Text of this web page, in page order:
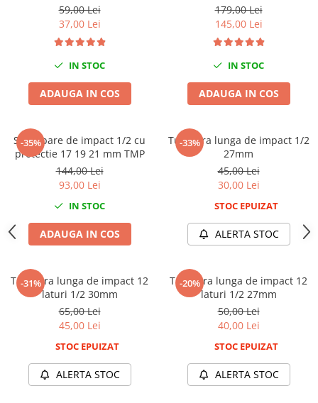
Pistoale electrice de impact
Polizoare unghiulare
Scule fixare distributie
Audi
Bmw
Chevrolet
Dacia
Jaguar
Jeep
Mercedes
59,00 Lei
37,00 Lei
IN STOC
ADAUGA IN COS
179,00 Lei
145,00 Lei
IN STOC
ADAUGA IN COS
-35%
Set tubare de impact 1/2 cu
protectie 17 19 21 mm TMP
144,00 Lei
93,00 Lei
IN STOC
ADAUGA IN COS
-33%
Tubulara lunga de impact 1/2
27mm
45,00 Lei
30,00 Lei
STOC EPUIZAT
ALERTA STOC
-31%
Tubulara lunga de impact 12
laturi 1/2 30mm
65,00 Lei
45,00 Lei
STOC EPUIZAT
ALERTA STOC
-20%
Tubulara lunga de impact 12
laturi 1/2 27mm
50,00 Lei
40,00 Lei
STOC EPUIZAT
ALERTA STOC